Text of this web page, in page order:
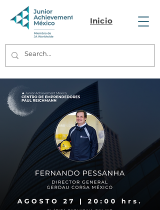
Inicio